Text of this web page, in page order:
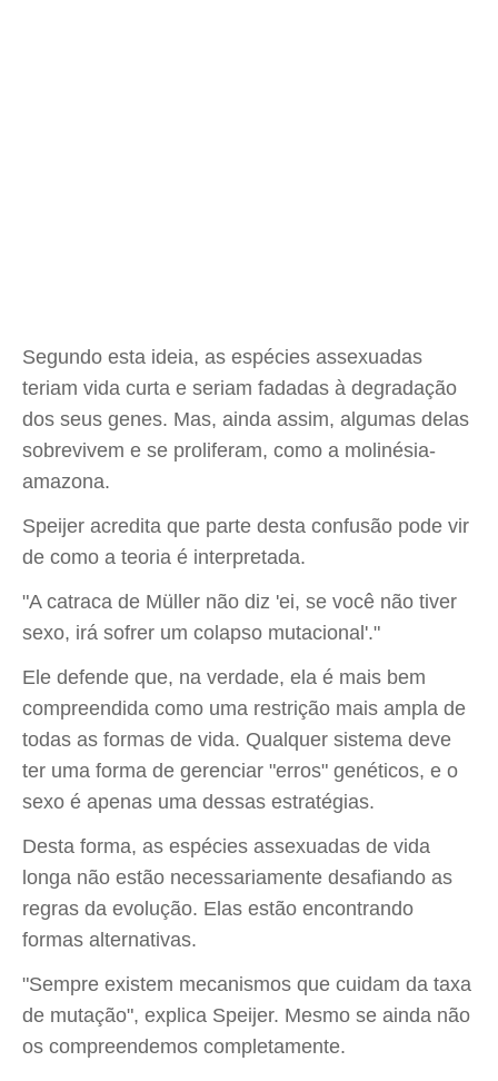
Segundo esta ideia, as espécies assexuadas
teriam vida curta e seriam fadadas à degradação
dos seus genes. Mas, ainda assim, algumas delas
sobrevivem e se proliferam, como a molinésia-
amazona.
Speijer acredita que parte desta confusão pode vir
de como a teoria é interpretada.
"A catraca de Müller não diz 'ei, se você não tiver
sexo, irá sofrer um colapso mutacional'."
Ele defende que, na verdade, ela é mais bem
compreendida como uma restrição mais ampla de
todas as formas de vida. Qualquer sistema deve
ter uma forma de gerenciar "erros" genéticos, e o
sexo é apenas uma dessas estratégias.
Desta forma, as espécies assexuadas de vida
longa não estão necessariamente desafiando as
regras da evolução. Elas estão encontrando
formas alternativas.
"Sempre existem mecanismos que cuidam da taxa
de mutação", explica Speijer. Mesmo se ainda não
os compreendemos completamente.